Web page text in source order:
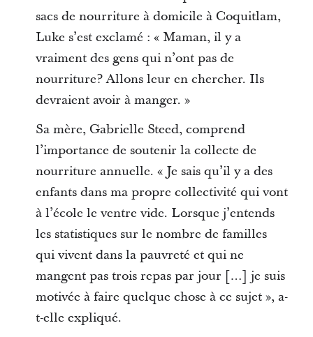
sacs de nourriture à domicile à Coquitlam,
Luke s’est exclamé : « Maman, il y a
vraiment des gens qui n’ont pas de
nourriture? Allons leur en chercher. Ils
devraient avoir à manger. »
Sa mère, Gabrielle Steed, comprend
l’importance de soutenir la collecte de
nourriture annuelle. « Je sais qu’il y a des
enfants dans ma propre collectivité qui vont
à l’école le ventre vide. Lorsque j’entends
les statistiques sur le nombre de familles
qui vivent dans la pauvreté et qui ne
mangent pas trois repas par jour […] je suis
motivée à faire quelque chose à ce sujet », a-
t-elle expliqué.